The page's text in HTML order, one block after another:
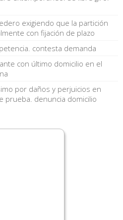
exigiendo que la partición
con fijación de plazo
contesta demanda
con último domicilio en el
por daños y perjuicios en
prueba. denuncia domicilio